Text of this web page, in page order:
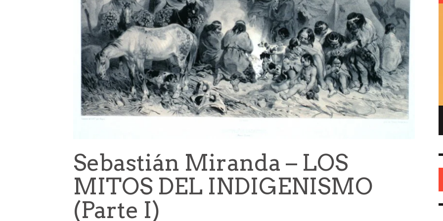
Sebastián Miranda – LOS
MITOS DEL INDIGENISMO
(Parte I)
ENRIQUE DE GANDIA – EL FUNDADOR DEL